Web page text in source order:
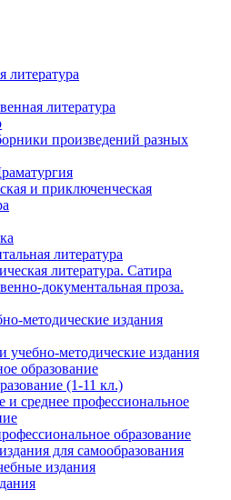
литература
литература
произведений разных
и приключенческая
литература
литература. Сатира
документальная проза.
методические издания
учебно-методические издания
образование
(1-11 кл.)
и среднее профессиональное
образование
для самообразования
издания